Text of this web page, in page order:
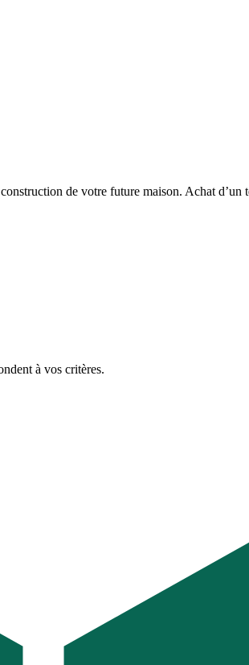
de votre future maison. Achat
à vos critères.